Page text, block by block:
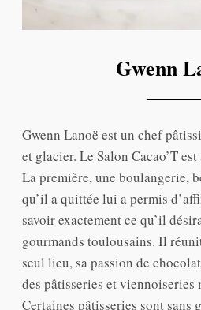
Gwenn
Gwenn Lanoë est un chef
et glacier. Le Salon Cacao’T
La première, une boulangerie,
qu’il a quittée lui a permis
savoir exactement ce qu’il
gourmands toulousains. Il
seul lieu, sa passion de
des pâtisseries et viennoiseries
Certaines pâtisseries sont sans